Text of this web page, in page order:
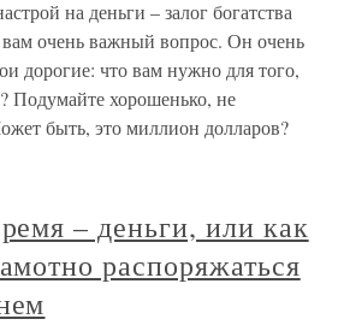
на деньги – залог богатства
вам очень важный вопрос. Он очень
дорогие: что вам нужно для того,
Подумайте хорошенько, не
быть, это миллион долларов?
– деньги, или как
распоряжаться